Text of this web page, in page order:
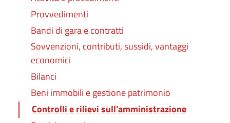
Provvedimenti
Bandi di gara e contratti
Sovvenzioni, contributi, sussidi, vantaggi
economici
Bilanci
Beni immobili e gestione patrimonio
Controlli e rilievi sull'amministrazione